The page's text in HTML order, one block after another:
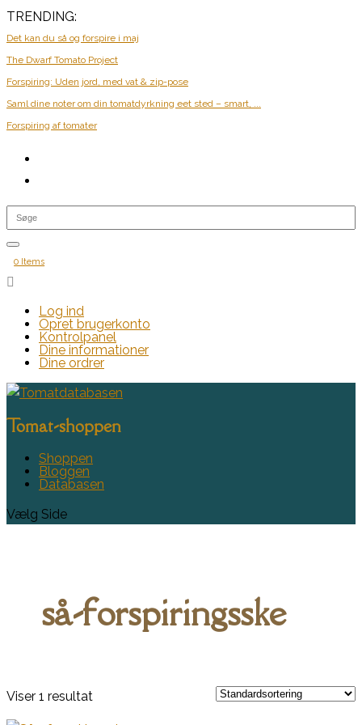
TRENDING:
Det kan du så og forspire i maj
The Dwarf Tomato Project
Forspiring: Uden jord, med vat & zip-pose
Saml dine noter om din tomatdyrkning eet sted – smart, ...
Forspiring af tomater
0 Items

Log ind
Opret brugerkonto
Kontrolpanel
Dine informationer
Dine ordrer
Tomat-shoppen
Shoppen
Bloggen
Databasen
Vælg Side
så-forspiringsske
Viser 1 resultat